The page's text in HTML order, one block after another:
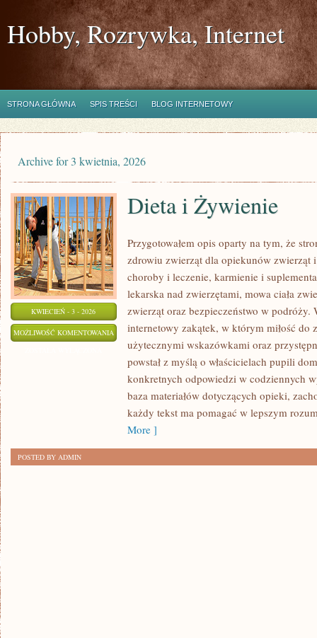
Hobby, Rozrywka, Internet
STRONA GŁÓWNA SPIS TREŚCI BLOG INTERNETOWY
Archive for 3 kwietnia, 2026
KWIECIEŃ - 3 - 2026
MOŻLIWOŚĆ KOMENTOWANIA DIETA
ŻYWIENIE
Dieta i Żywienie
Przygotowałem opis oparty na tym, że
zdrowiu zwierząt dla opiekunów zwierząt
choroby i leczenie, karmienie i
lekarska nad zwierzętami, mowa ciała
zwierząt oraz bezpieczeństwo w podróży.
internetowy zakątek, w którym miłość do
użytecznymi wskazówkami oraz
powstał z myślą o właścicielach pupili
konkretnych odpowiedzi w codziennych
baza materiałów dotyczących opieki,
każdy tekst ma pomagać w lepszym
More ]
POSTED BY ADMIN